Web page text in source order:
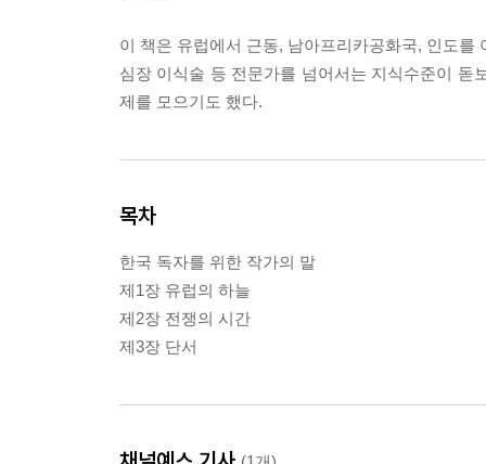
이 책은 유럽에서 근동, 남아프리카공화국, 인도
심장 이식술 등 전문가를 넘어서는 지식수준이
제를 모으기도 했다.
목차
한국 독자를 위한 작가의 말
제1장 유럽의 하늘
제2장 전쟁의 시간
제3장 단서